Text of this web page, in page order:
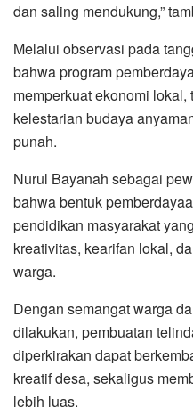
dan saling mendukung,”
Melalui observasi pada
bahwa program
memperkuat ekonomi
kelestarian budaya
punah.
Nurul Bayanah sebagai
bahwa bentuk
pendidikan masyarakat
kreativitas, kearifan lokal,
warga.
Dengan semangat warga
dilakukan, pembuatan
diperkirakan dapat
kreatif desa, sekaligus
lebih luas.